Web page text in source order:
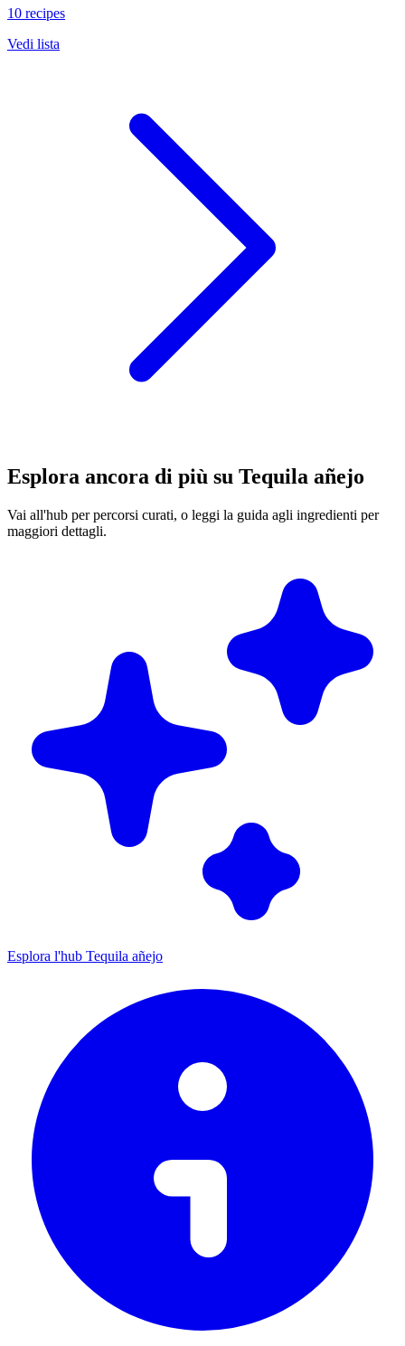
10 recipes
Vedi lista
Esplora ancora di più su Tequila añejo
Vai all'hub per percorsi curati, o leggi la guida agli ingredienti per
maggiori dettagli.
Esplora l'hub Tequila añejo